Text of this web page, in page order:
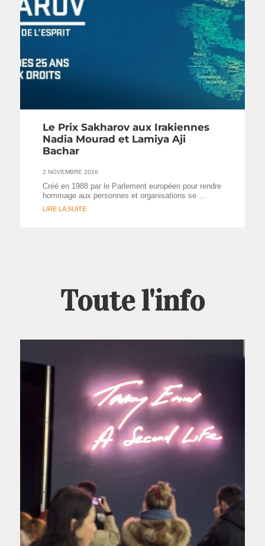
Le Prix Sakharov aux Irakiennes
Nadia Mourad et Lamiya Aji
Bachar
2 NOVEMBRE 2016
Créé en 1988 par le Parlement européen pour rendre
hommage aux personnes et organisations se …
LIRE LA SUITE
Toute l'info